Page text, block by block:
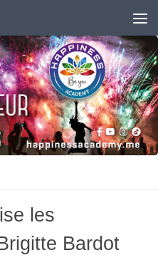
les
Bardot